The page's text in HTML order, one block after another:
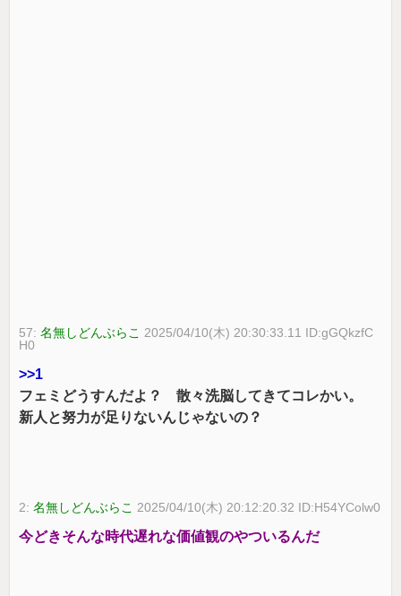
57:名無しどんぶらこ 2025/04/10(木) 20:30:33.11 ID:gGQkzfC
H0
>>1
フェミどうすんだよ？ 散々洗脳してきてコレかい。
新人と努力が足りないんじゃないの？
2:名無しどんぶらこ 2025/04/10(木) 20:12:20.32 ID:H54YColw0
今どきそんな時代遅れな価値観のやついるんだ